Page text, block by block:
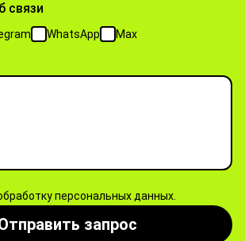
связи
WhatsApp Max
персональных данных.
запрос